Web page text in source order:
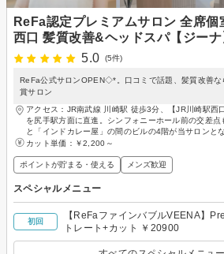
ReFa認定プレミアムサロン 全席
西口 髪質改善&ヘッドスパ【ジーナ
5.0
(5件)
ReFa公式サロンOPEN◇*。口コミで話題、髪質改善
賞サロン
アクセス：JR南武線 川崎駅 徒歩3分、【JR川崎駅西
を尻手駅方面に直進。シンフォニーホール前の交差点
と「インドカレー屋」の間のビルの4階が当サロンと
カット単価： ￥2,200～
ポイントが貯まる・使える メンズ歓迎
スペシャルメニュー
初回
【ReFaファインバブルVEENA】
トレート+カット ￥20900